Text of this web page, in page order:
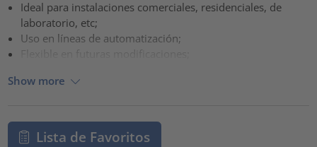
Ideal para instalaciones comerciales, residenciales, de
laboratorio, etc;
Uso en líneas de automatización;
Flexible en futuras modificaciones;
Show more
Lista de Favoritos